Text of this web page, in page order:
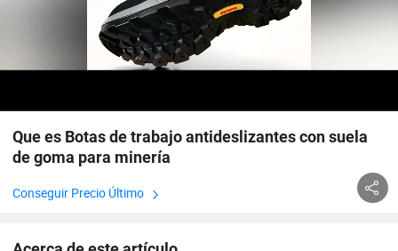
Que es Botas de trabajo antideslizantes con suela
de goma para minería
Conseguir Precio Último